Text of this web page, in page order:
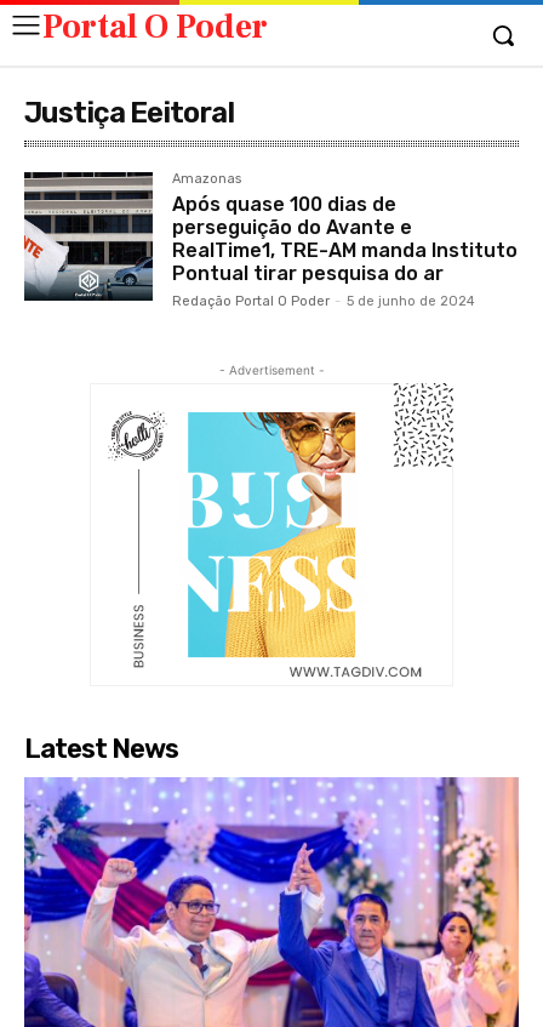
Portal O Poder
Justiça Eeitoral
Amazonas
Após quase 100 dias de
perseguição do Avante e
RealTime1, TRE-AM manda Instituto
Pontual tirar pesquisa do ar
Redação Portal O Poder - 5 de junho de 2024
- Advertisement -
Latest News